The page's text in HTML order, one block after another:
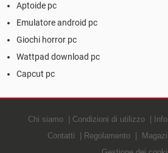
Aptoide pc
Emulatore android pc
Giochi horror pc
Wattpad download pc
Capcut pc
Chi siamo Condizioni di utilizzo
Contatti
Regolamento